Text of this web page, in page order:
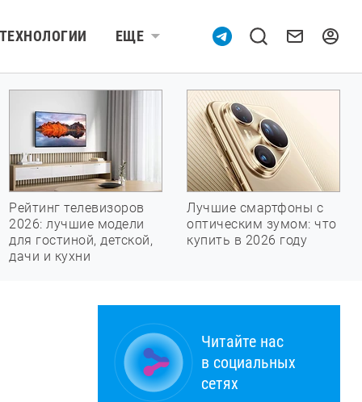
ТЕХНОЛОГИИ ЕЩЕ
Рейтинг телевизоров
2026: лучшие модели
для гостиной, детской,
дачи и кухни
Лучшие смартфоны с
оптическим зумом: что
купить в 2026 году
Читайте нас
в социальных
сетях